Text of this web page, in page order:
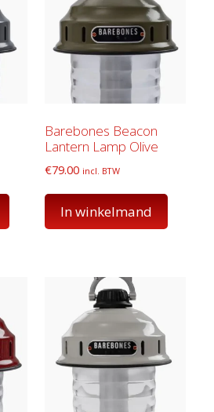
Barebones Beacon
Lantern Lamp Olive
€79.00 incl. BTW
In winkelmand